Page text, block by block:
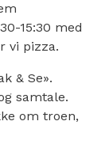
15:30 med
vi pizza.
& Se».
samtale.
om troen,